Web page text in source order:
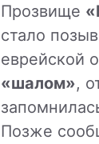
Прозвище
стало
еврейской
«шалом»,
Позже